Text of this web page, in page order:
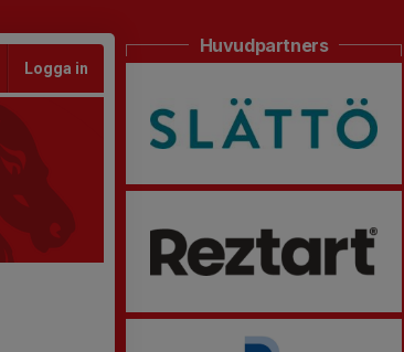
Logga in
Huvudpartners